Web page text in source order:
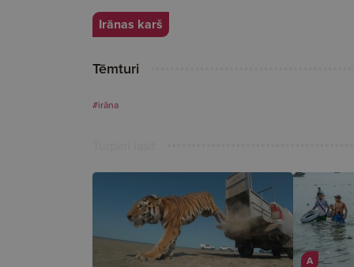
Irānas karš
Tēmturi
#irāna
A